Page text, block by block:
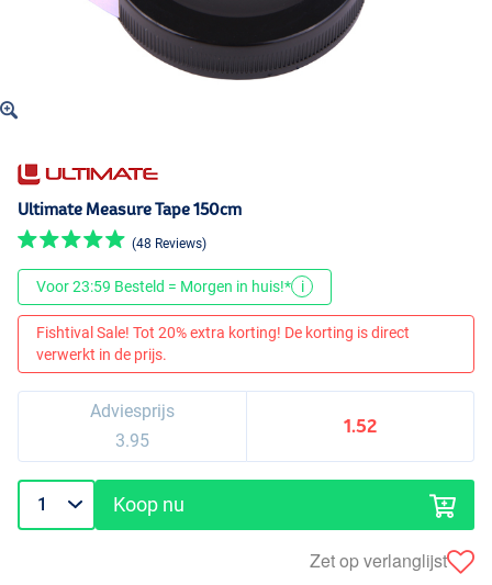
Ultimate Measure Tape 150cm
(48 Reviews)
Voor 23:59 Besteld = Morgen in huis!* i
Fishtival Sale! Tot 20% extra korting! De korting is direct
verwerkt in de prijs.
Adviesprijs
3.95
1.52
Koop nu
Zet op verlanglijst